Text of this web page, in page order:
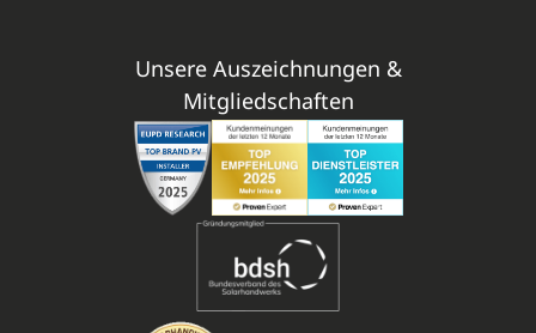
Unsere Auszeichnungen &
Mitgliedschaften